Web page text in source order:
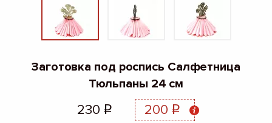
Заготовка под роспись Салфетница
Тюльпаны 24 см
230 q 200 q